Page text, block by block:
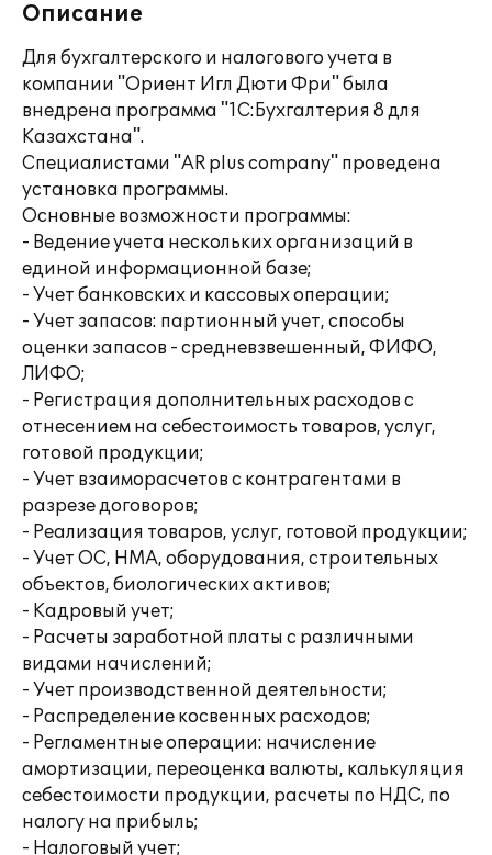
Описание
Для бухгалтерского и налогового учета в
компании "Ориент Игл Дюти Фри" была
внедрена программа "1С:Бухгалтерия 8 для
Казахстана".
Специалистами "AR plus company" проведена
установка программы.
Основные возможности программы:
- Ведение учета нескольких организаций в
единой информационной базе;
- Учет банковских и кассовых операции;
- Учет запасов: партионный учет, способы
оценки запасов - средневзвешенный, ФИФО,
ЛИФО;
- Регистрация дополнительных расходов с
отнесением на себестоимость товаров, услуг,
готовой продукции;
- Учет взаиморасчетов с контрагентами в
разрезе договоров;
- Реализация товаров, услуг, готовой продукции;
- Учет ОС, НМА, оборудования, строительных
объектов, биологических активов;
- Кадровый учет;
- Расчеты заработной платы с различными
видами начислений;
- Учет производственной деятельности;
- Распределение косвенных расходов;
- Регламентные операции: начисление
амортизации, переоценка валюты, калькуляция
себестоимости продукции, расчеты по НДС, по
налогу на прибыль;
- Налоговый учет;